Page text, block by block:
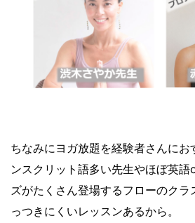
ちなみにヨガ放題を経験者さんにお
ンスクリット語多い先生やほぼ英
ズがたくさん登場するフローのクラ
っつきにくいレッスンあるから。